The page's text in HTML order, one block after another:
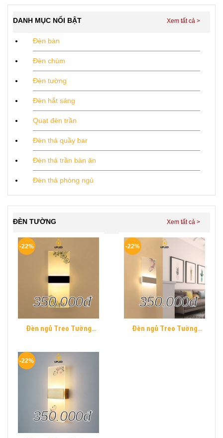
DANH MỤC NỔI BẬT
Đèn bàn
Đèn chùm
Đèn tường
Đèn hắt sáng
Quạt đèn trần
Đèn thả quầy bar
Đèn thả trần bàn ăn
Đèn thả phòng ngủ
ĐÈN TƯỜNG
Đèn ngủ Treo Tường
ngủ hình khối chữ nhật
Hiện Đại
350.000đ
-22%
Đèn ngủ Treo Tường
350.000đ
-22%
350.000đ
-22%